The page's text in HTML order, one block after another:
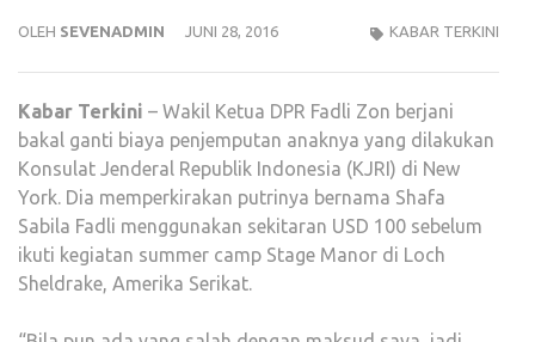
OLEH SEVENADMIN JUNI 28, 2016 KABAR TERKINI
Kabar Terkini – Wakil Ketua DPR Fadli Zon berjani
bakal ganti biaya penjemputan anaknya yang dilakukan
Konsulat Jenderal Republik Indonesia (KJRI) di New
York. Dia memperkirakan putrinya bernama Shafa
Sabila Fadli menggunakan sekitaran USD 100 sebelum
ikuti kegiatan summer camp Stage Manor di Loch
Sheldrake, Amerika Serikat.